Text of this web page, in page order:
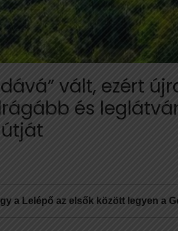
vált, ezért
és
a Lelépő az elsők között legyen a